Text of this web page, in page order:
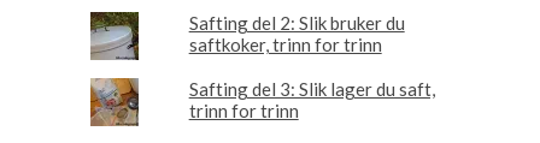
Safting del 2: Slik bruker du
saftkoker, trinn for trinn
Safting del 3: Slik lager du saft,
trinn for trinn